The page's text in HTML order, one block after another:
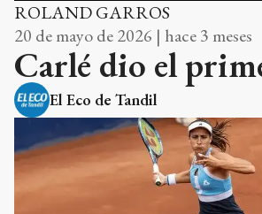
ROLAND GARROS
20 de mayo de 2026 | hace 3 meses
Carlé dio el
El Eco de Tandil